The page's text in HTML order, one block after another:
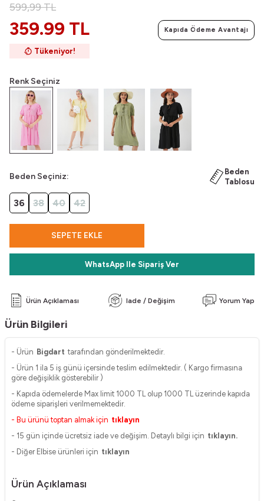
599,99TL
359.99 TL
Tükeniyor!
Kapıda Ödeme Avantajı
Renk Seçiniz
Beden Seçiniz:
Beden
Tablosu
36 38 40 42
SEPETE EKLE
WhatsApp Ile Sipariş Ver
Ürün Açıklaması Iade / Değişim Yorum Yap
Ürün Bilgileri
- Ürün Bigdart tarafından gönderilmektedir.
- Ürün 1 ila 5 iş günü içersinde teslim edilmektedir. ( Kargo firmasına
göre değişiklik gösterebilir )
- Kapıda ödemelerde Max limit 1000 TL olup 1000 TL üzerinde kapıda
ödeme siparişleri verilmemektedir.
- Bu ürünü toptan almak için tıklayın
- 15 gün içinde ücretsiz iade ve değişim. Detaylı bilgi için tıklayın.
- Diğer Elbise ürünleri için tıklayın
Ürün Açıklaması